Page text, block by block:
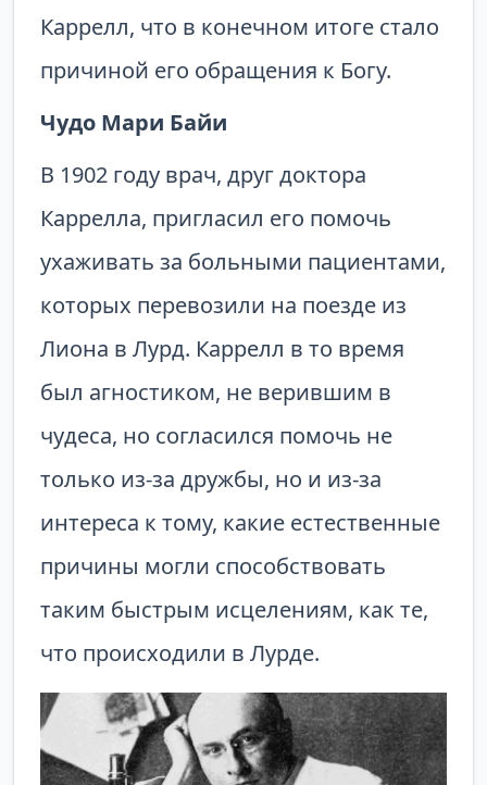
Каррелл, что в конечном итоге стало
причиной его обращения к Богу.
Чудо Мари Байи
В 1902 году врач, друг доктора
Каррелла, пригласил его помочь
ухаживать за больными пациентами,
которых перевозили на поезде из
Лиона в Лурд. Каррелл в то время
был агностиком, не верившим в
чудеса, но согласился помочь не
только из-за дружбы, но и из-за
интереса к тому, какие естественные
причины могли способствовать
таким быстрым исцелениям, как те,
что происходили в Лурде.